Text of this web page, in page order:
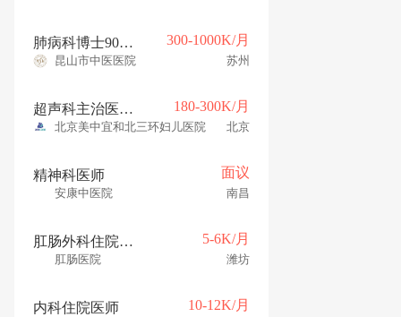
肺病科博士90年（薪30万 安家补贴30万-45万） 300-1000K/月
昆山市中医医院 苏州
超声科主治医生（年薪18-30w） 180-300K/月
北京美中宜和北三环妇儿医院 北京
精神科医师 面议
安康中医院 南昌
肛肠外科住院医师 5-6K/月
肛肠医院 潍坊
内科住院医师 10-12K/月